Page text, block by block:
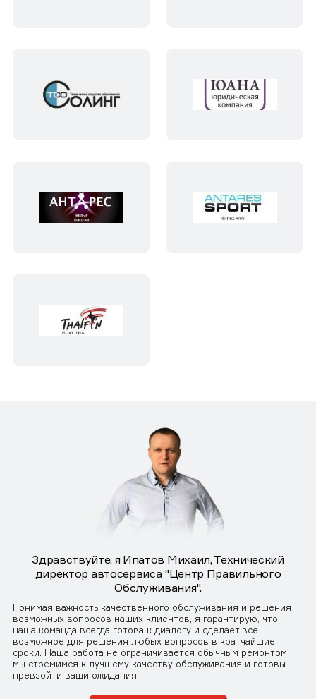
Здравствуйте, я Ипатов Михаил, Технический
директор автосервиса "Центр Правильного
Обслуживания".
Понимая важность качественного обслуживания и решения
возможных вопросов наших клиентов, я гарантирую, что
наша команда всегда готова к диалогу и сделает все
возможное для решения любых вопросов в кратчайшие
сроки. Наша работа не ограничивается обычным ремонтом,
мы стремимся к лучшему качеству обслуживания и готовы
превзойти ваши ожидания.